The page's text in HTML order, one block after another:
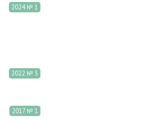
2024 № 1
2022 № 5
2017 № 1